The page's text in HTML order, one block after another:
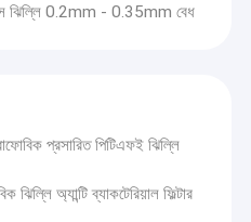
ঝিল্লি 0.2mm - 0.35mm বেধ
প্রসারিত পিটিএফই ঝিল্লি
অ্যান্টি ব্যাকটেরিয়াল ফিল্টার